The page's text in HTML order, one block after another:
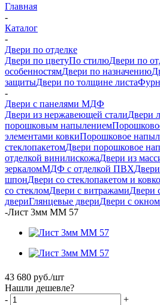
Главная
-
Каталог
-
Двери по отделке
Двери по цветуПо стилюДвери по
особенностямДвери по назначению
защитыДвери по толщине листа
-
Двери с панелями МДФ
Двери из нержавеющей сталиДвери
порошковым напылением
элементами ковкиПорошковое
стеклопакетомДвери порошковое
отделкой винилискожаДвери из
зеркаломМДФ с отделкой ПВХ
шпонДвери со стеклопакетом и
со стекломДвери с витражамиДвери
двериГлянцевые двериДвери с окном
-Лист 3мм ММ 57
43 680 руб./шт
Нашли дешевле?
-
+